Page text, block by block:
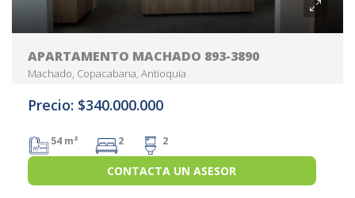
APARTAMENTO MACHADO 893-3890
Machado, Copacabana, Antioquia
Precio: $340.000.000
54 m² 2 2
CONTACTA UN ASESOR